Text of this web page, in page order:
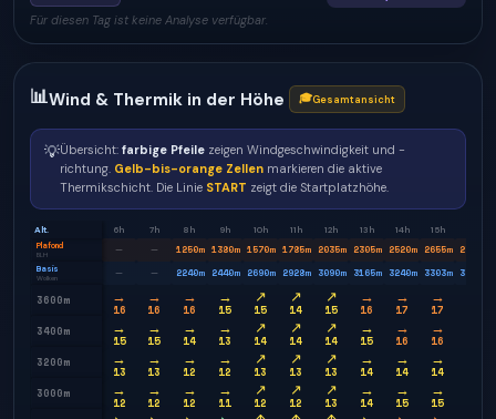
Für diesen Tag ist keine Analyse verfügbar.
📊Wind & Thermik in der Höhe 🎓Gesamtansicht
💡Übersicht: farbige Pfeile zeigen Windgeschwindigkeit und -
richtung. Gelb-bis-orange Zellen markieren die aktive
Thermikschicht. Die Linie START zeigt die Startplatzhöhe.
Alt. 6h 7h 8h 9h 10h 11h 12h 13h 14h 15h
Plafond
BLH — — 1250m 1380m 1570m 1785m 2035m 2305m 2520m 2655m 2735
Basis
Wolken — — 2240m 2440m 2690m 2928m 3090m 3165m 3240m 3303m 3303
3600m →
16
→
16
→
16
→
15
↗
15
↗
14
↗
15
→
16
→
17
→
17
3400m
→
15
→
15
→
14
→
13
↗
14
↗
14
↗
14
→
15
→
16
→
16
3200m
→
13
→
13
→
12
→
12
↗
13
↗
13
↗
13
→
14
→
14
→
14
3000m
→
12
→
12
→
12
→
11
↗
12
↗
12
↗
13
→
14
→
15
→
15